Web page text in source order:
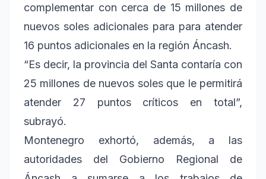
complementar con cerca de 15 millones de
nuevos soles adicionales para para atender
16 puntos adicionales en la región Áncash.
“Es decir, la provincia del Santa contaría con
25 millones de nuevos soles que le permitirá
atender 27 puntos críticos en total”,
subrayó.
Montenegro exhortó, además, a las
autoridades del Gobierno Regional de